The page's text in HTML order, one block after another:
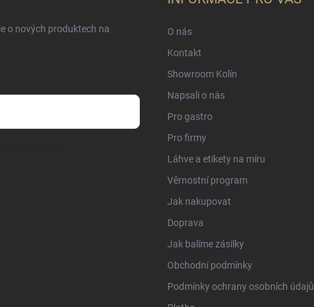
o nových produktech na
O nás
Kontakt
Showroom Kolín
Napsali o nás
Pro gastro
Pro firmy
Láhve a etikety na míru
Věrnostní program
Jak nakupovat
Doprava
Jak balíme zásilky
Obchodní podmínky
Podmínky ochrany osobních údajů